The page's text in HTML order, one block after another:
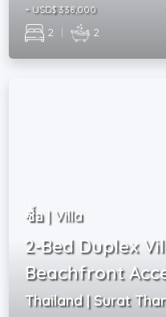
~ USD$ 338,000
2 | 2
ซื้อ | Villa
2-Bed Duplex
Beachfront
Thailand | Surat